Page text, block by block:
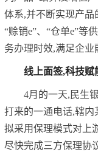
体系,并不断实现产品
“赊销e”、“仓单e”等
务办理时效,满足企业
线上面签,科技赋
4月的一天,民生
打来的一通电话,辖
拟采用保理模式对上
尽快完成三方保理协